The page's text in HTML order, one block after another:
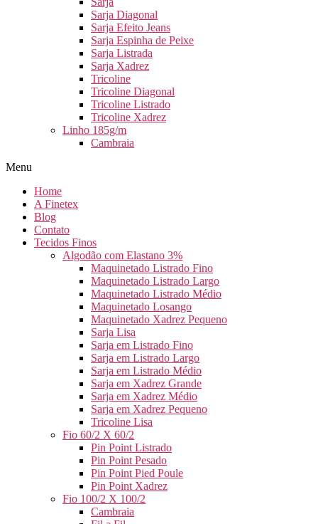
Sarja Diagonal
Sarja Efeito Jeans
Sarja Espinha de Peixe
Sarja Listrada
Sarja Xadrez
Tricoline
Tricoline Diagonal
Tricoline Listrado
Tricoline Xadrez
Linho 185g/m
Cambraia
Menu
Home
A Finetex
Blog
Contato
Tecidos Finos
Algodão com Elastano 3%
Maquinetado Listrado Fino
Maquinetado Listrado Largo
Maquinetado Listrado Médio
Maquinetado Losango
Maquinetado Xadrez Pequeno
Sarja Lisa
Sarja em Listrado Fino
Sarja em Listrado Largo
Sarja em Listrado Médio
Sarja em Xadrez Grande
Sarja em Xadrez Médio
Sarja em Xadrez Pequeno
Tricoline Lisa
Fio 60/2 X 60/2
Pin Point Listrado
Pin Point Pesado
Pin Point Pied Poule
Pin Point Xadrez
Fio 100/2 X 100/2
Cambraia